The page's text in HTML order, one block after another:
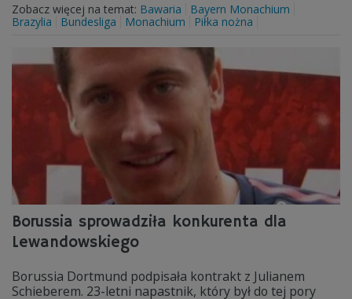
Zobacz więcej na temat: Bawaria
Bayern Monachium
Brazylia
Bundesliga Monachium Piłka nożna
Borussia sprowadziła konkurenta dla
Lewandowskiego
Borussia Dortmund podpisała kontrakt z Julianem
Schieberem. 23-letni napastnik, który był do tej pory